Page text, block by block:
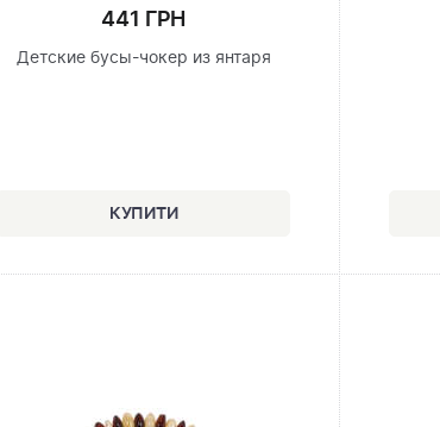
441 ГРН
Детские бусы-чокер из янтаря